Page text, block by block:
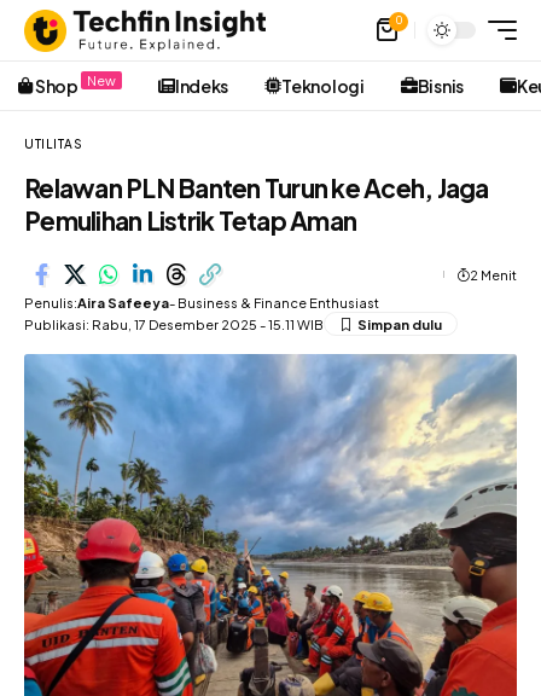
0
Shop New Indeks Teknologi Bisnis
UTILITAS
Relawan PLN Banten Turun ke Aceh, Jaga
Pemulihan Listrik Tetap Aman
Penulis:Aira Safeeya- Business & Finance Enthusiast
Publikasi: Rabu, 17 Desember 2025 - 15.11 WIB
2 Menit